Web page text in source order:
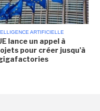
ARTIFICIELLE
lance un appel à
pour créer jusqu'à